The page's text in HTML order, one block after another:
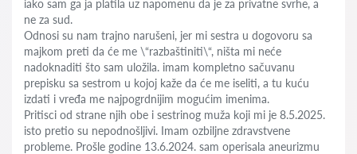
iako sam ga ja platila uz napomenu da je za privatne svrhe, a
ne za sud.
Odnosi su nam trajno narušeni, jer mi sestra u dogovoru sa
majkom preti da će me \“razbaštiniti\“, ništa mi neće
nadoknaditi što sam uložila. imam kompletno sačuvanu
prepisku sa sestrom u kojoj kaže da će me iseliti, a tu kuću
izdati i vređa me najpogrdnijim mogućim imenima.
Pritisci od strane njih obe i sestrinog muža koji mi je 8.5.2025.
isto pretio su nepodnošljivi. Imam ozbiljne zdravstvene
probleme. Prošle godine 13.6.2024. sam operisala aneurizmu